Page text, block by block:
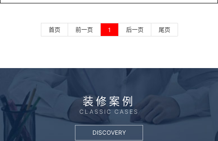
首页 前一页 1 后一页 尾页
装修案例
CLASSIC CASES
DISCOVERY